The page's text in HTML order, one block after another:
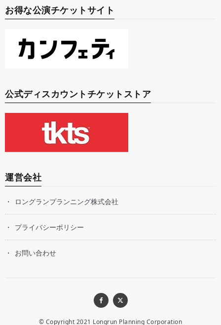
お得な公演チケットサイト
公式ディスカウントチケットストア
運営会社
ロングランプランニング株式会社
プライバシーポリシー
お問い合わせ
© Copyright 2021 Longrun Planning Corporation